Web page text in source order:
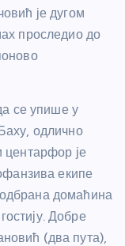
је дугом
проследио до
се упише у
одлично
центарфор је
екипе
домаћина
Добре
(два пута),